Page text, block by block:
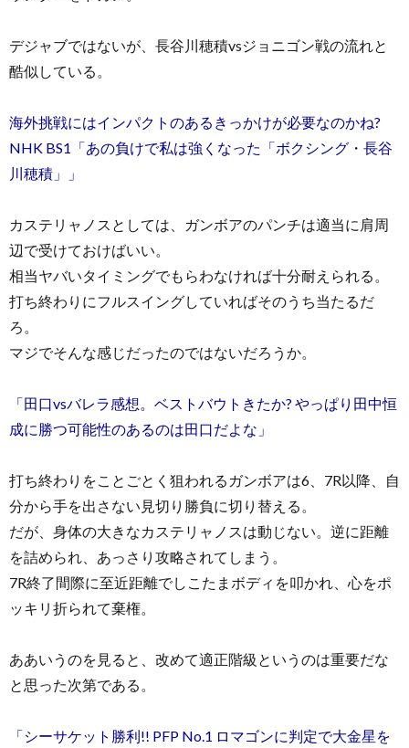
デジャブではないが、長谷川穂積vsジョニゴン戦の流れと
酷似している。
海外挑戦にはインパクトのあるきっかけが必要なのかね?
NHK BS1「あの負けで私は強くなった「ボクシング・長谷
川穂積」」
カステリャノスとしては、ガンボアのパンチは適当に肩周
辺で受けておけばいい。
相当ヤバいタイミングでもらわなければ十分耐えられる。
打ち終わりにフルスイングしていればそのうち当たるだ
ろ。
マジでそんな感じだったのではないだろうか。
「田口vsバレラ感想。ベストバウトきたか? やっぱり田中恒
成に勝つ可能性のあるのは田口だよな」
打ち終わりをことごとく狙われるガンボアは6、7R以降、自
分から手を出さない見切り勝負に切り替える。
だが、身体の大きなカステリャノスは動じない。逆に距離
を詰められ、あっさり攻略されてしまう。
7R終了間際に至近距離でしこたまボディを叩かれ、心をポ
ッキリ折られて棄権。
ああいうのを見ると、改めて適正階級というのは重要だな
と思った次第である。
「シーサケット勝利!! PFP No.1 ロマゴンに判定で大金星を